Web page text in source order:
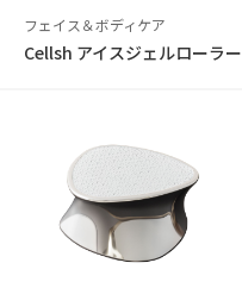
フェイス＆ボディケア
Cellsh アイスジェルローラー